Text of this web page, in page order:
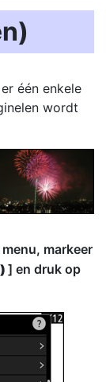
één enkele
wordt
menu, markeer
] en druk op